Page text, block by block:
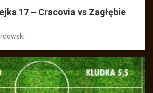
17 – Cracovia vs Zagłębie